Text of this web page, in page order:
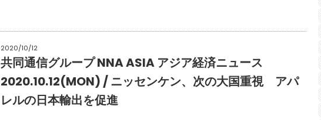
2020/10/12
共同通信グループ NNA ASIA アジア経済ニュース
2020.10.12(MON) / ニッセンケン、次の大国重視 アパ
レルの日本輸出を促進